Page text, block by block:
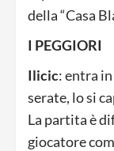
della “Casa
I PEGGIORI
Ilicic: entra
serate, lo si
La partita è
giocatore